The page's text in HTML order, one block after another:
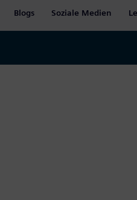
Blogs Soziale Medien